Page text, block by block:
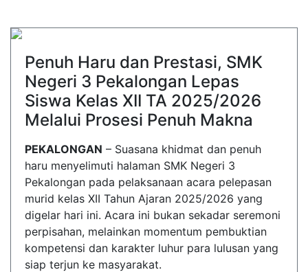
Penuh Haru dan Prestasi, SMK
Negeri 3 Pekalongan Lepas
Siswa Kelas XII TA 2025/2026
Melalui Prosesi Penuh Makna
PEKALONGAN – Suasana khidmat dan penuh
haru menyelimuti halaman SMK Negeri 3
Pekalongan pada pelaksanaan acara pelepasan
murid kelas XII Tahun Ajaran 2025/2026 yang
digelar hari ini. Acara ini bukan sekadar seremoni
perpisahan, melainkan momentum pembuktian
kompetensi dan karakter luhur para lulusan yang
siap terjun ke masyarakat.